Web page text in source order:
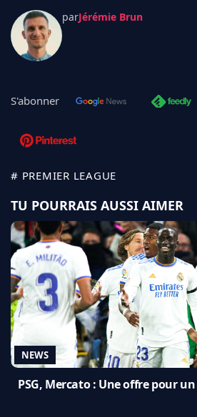
parJérémie Brun
S'abonner
# PREMIER LEAGUE
TU POURRAIS AUSSI AIMER
NEWS
PSG, Mercato : Une offre pour